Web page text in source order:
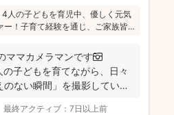
4人の子どもを育児中、優しく元気
ー！子育て経験を通じ、ご家族皆
！お子さんに無理がないよう、お
していきます(^^)
ママカメラマンです📷
の子どもを育てながら、日々
のない瞬間」を撮影してい
最終アクティブ： 7日以上前